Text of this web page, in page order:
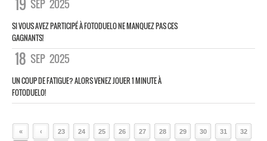
19 SEP 2025
SI VOUS AVEZ PARTICIPÉ À FOTODUELO NE MANQUEZ PAS CES
GAGNANTS!
18 SEP 2025
UN COUP DE FATIGUE? ALORS VENEZ JOUER 1 MINUTE À
FOTODUELO!
« ‹ 23 24 25 26 27 28 29 30 31 32